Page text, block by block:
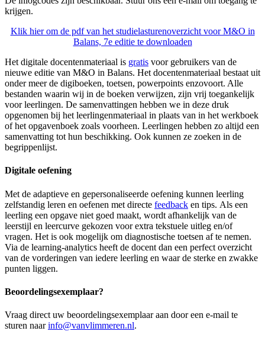
krijgen.
Klik hier om de pdf van het studielasturenoverzicht voor M&O in
Balans, 7e editie te downloaden
Het digitale docentenmateriaal is gratis voor gebruikers van de
nieuwe editie van M&O in Balans. Het docentenmateriaal bestaat uit
onder meer de digiboeken, toetsen, powerpoints enzovoort. Alle
bestanden waarin wij in de boeken verwijzen, zijn vrij toegankelijk
voor leerlingen. De samenvattingen hebben we in deze druk
opgenomen bij het leerlingenmateriaal in plaats van in het werkboek
of het opgavenboek zoals voorheen. Leerlingen hebben zo altijd een
samenvatting tot hun beschikking. Ook kunnen ze zoeken in de
begrippenlijst.
Digitale oefening
Met de adaptieve en gepersonaliseerde oefening kunnen leerling
zelfstandig leren en oefenen met directe feedback en tips. Als een
leerling een opgave niet goed maakt, wordt afhankelijk van de
leerstijl en leercurve gekozen voor extra tekstuele uitleg en/of
vragen. Het is ook mogelijk om diagnostische toetsen af te nemen.
Via de learning-analytics heeft de docent dan een perfect overzicht
van de vorderingen van iedere leerling en waar de sterke en zwakke
punten liggen.
Beoordelingsexemplaar?
Vraag direct uw beoordelingsexemplaar aan door een e-mail te
sturen naarinfo@vanvlimmeren.nl.